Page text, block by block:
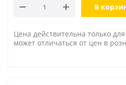
В
Цена действительна только
может отличаться от цен в